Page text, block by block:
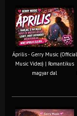
Április - Gerry Music (Official
Music Video) | Romantikus
magyar dal